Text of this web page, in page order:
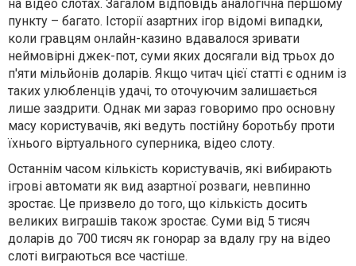
на відео слотах. Загалом відповідь аналогічна першому
пункту – багато. Історії азартних ігор відомі випадки,
коли гравцям онлайн-казино вдавалося зривати
неймовірні джек-пот, суми яких досягали від трьох до
п'яти мільйонів доларів. Якщо читач цієї статті є одним із
таких улюбленців удачі, то оточуючим залишається
лише заздрити. Однак ми зараз говоримо про основну
масу користувачів, які ведуть постійну боротьбу проти
їхнього віртуального суперника, відео слоту.
Останнім часом кількість користувачів, які вибирають
ігрові автомати як вид азартної розваги, невпинно
зростає. Це призвело до того, що кількість досить
великих виграшів також зростає. Суми від 5 тисяч
доларів до 700 тисяч як гонорар за вдалу гру на відео
слоті виграються все частіше.